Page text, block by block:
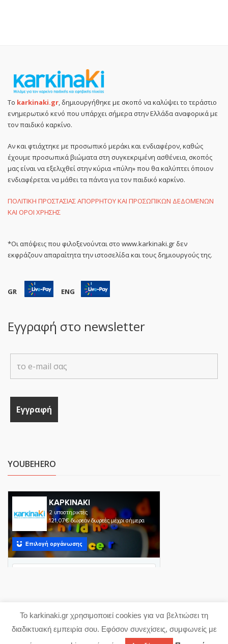
Το karkinaki.gr, δημιουργήθηκε με σκοπό να καλύψει το τεράστιο
ενημερωτικό κενό που υπάρχει σήμερα στην Ελλάδα αναφορικά με
τον παιδικό καρκίνο.
Αν και φτιάχτηκε με προσωπικό μεράκι και ενδιαφέρον, καθώς
έχουμε προσωπικά βιώματα στη συγκεκριμένη ασθένεια, σκοπός
μας είναι να εξελιχθεί στην κύρια «πύλη» που θα καλύπτει όποιον
ενδιαφέρεται να μάθει τα πάντα για τον παιδικό καρκίνο.
ΠΟΛΙΤΙΚΗ ΠΡΟΣΤΑΣΙΑΣ ΑΠΟΡΡΗΤΟΥ ΚΑΙ ΠΡΟΣΩΠΙΚΩΝ ΔΕΔΟΜΕΝΩΝ
ΚΑΙ ΟΡΟΙ ΧΡΗΣΗΣ
*Οι απόψεις που φιλοξενούνται στο www.karkinaki.gr δεν
εκφράζουν απαραίτητα την ιστοσελίδα και τους δημιουργούς της.
GR ENG
Εγγραφή στο newsletter
YOUBEHERO
Copyright 2023 karkinaki.gr
Το karkinaki.gr χρησιμοποιεί cookies για να βελτιώσει τη
διαδικτυακή εμπειρία σου. Εφόσον συνεχίσεις, συμφωνείς με